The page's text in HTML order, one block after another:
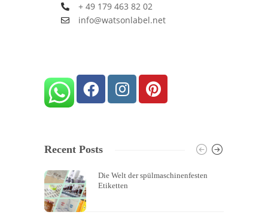
+ 49 179 463 82 02
info@watsonlabel.net
Recent Posts
Die Welt der spülmaschinenfesten
Etiketten